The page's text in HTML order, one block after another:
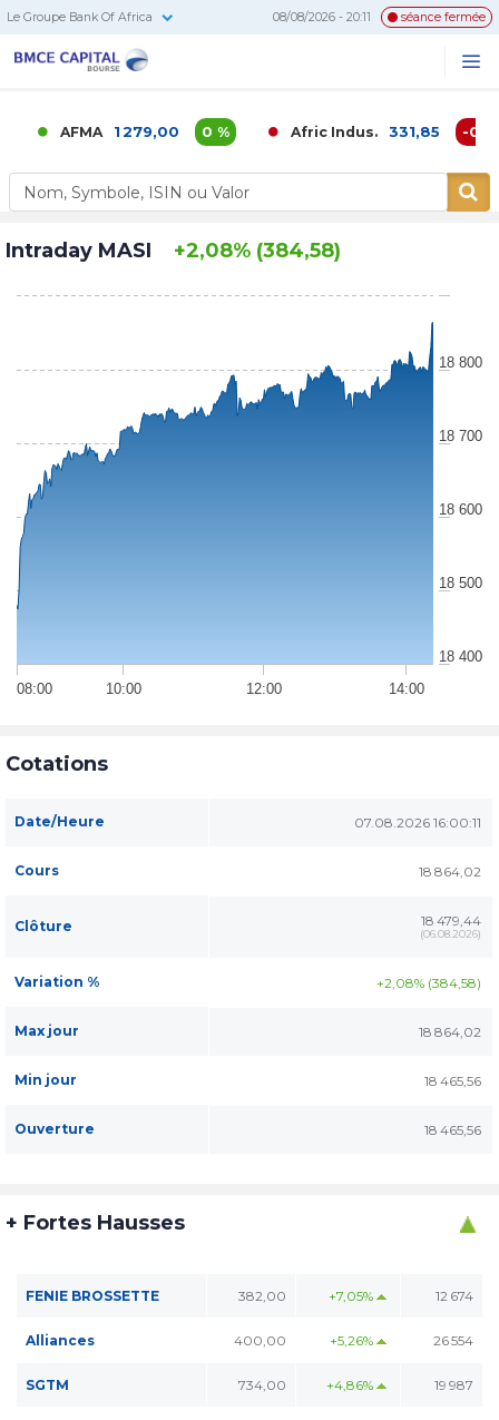
Le Groupe Bank Of Africa 08/08/2026 - 20:11 séance fermée
AFMA 1 279,00 0 % Afric Indus. 331,85 -0,02 %
Intraday MASI +2,08% (384,58)
10:00 12:00
08:00 14:00
18 400
18 500
18 600
18 700
18 800
Cotations
Date/Heure 07.08.2026 16:00:11
Cours 18 864,02
Clôture 18 479,44
(06.08.2026)
Variation % +2,08% (384,58)
Max jour 18 864,02
Min jour 18 465,56
Ouverture 18 465,56
+ Fortes Hausses
FENIE BROSSETTE 382,00 +7,05% 12 674
Alliances 400,00 +5,26% 26 554
SGTM 734,00 +4,86% 19 987